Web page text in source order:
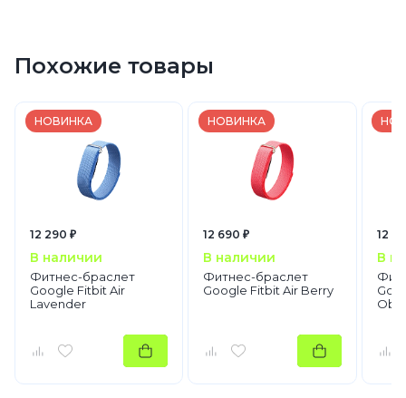
Похожие товары
НОВИНКА
12 290 ₽
В наличии
Фитнес-браслет
Google Fitbit Air
Lavender
НОВИНКА
12 690 ₽
В наличии
Фитнес-браслет
Google Fitbit Air Berry
12
В